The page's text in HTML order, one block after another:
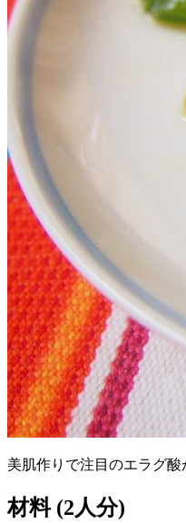
美肌作りで注目のエラグ
材料 (2人分)